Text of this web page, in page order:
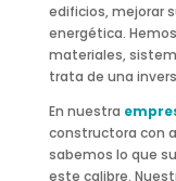
edificios, mejorar
energética.
materiales,
trata de una
En nuestra
constructora con
sabemos lo que
este calibre.